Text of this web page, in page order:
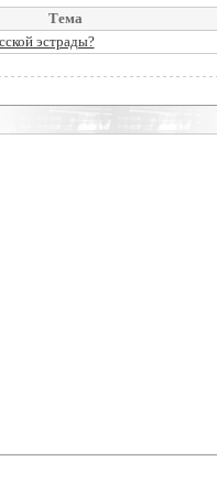
Тема
эстрады?